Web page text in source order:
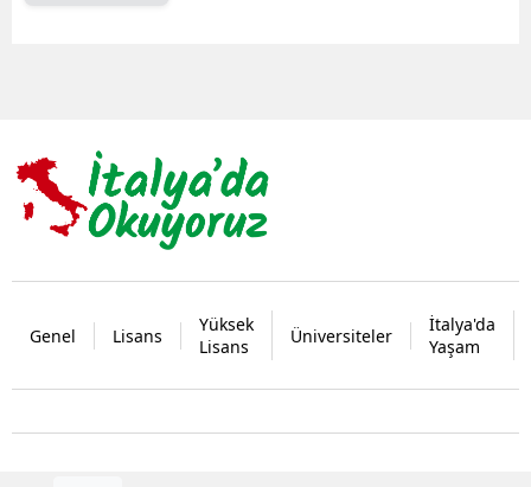
Genel Lisans
Yüksek
Lisans
Üniversiteler
İtalya'da
Yaşam